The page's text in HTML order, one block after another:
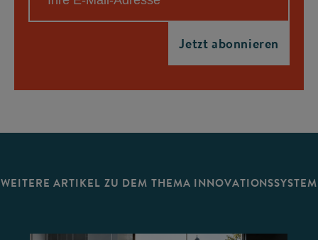
WEITERE ARTIKEL ZU DEM THEMA INNOVATIONSSYSTEM